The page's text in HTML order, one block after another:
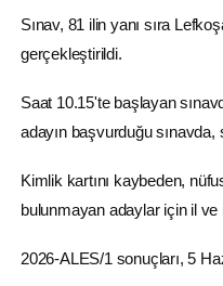
Sınav, 81 ilin yanı sıra
gerçekleştirildi.
Saat 10.15'te başlayan
adayın başvurduğu
Kimlik kartını kaybeden,
bulunmayan adaylar için il
2026-ALES/1 sonuçları, 5